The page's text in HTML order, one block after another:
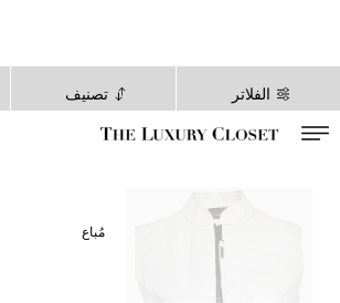
الفلاتر تصنيف
مُباع